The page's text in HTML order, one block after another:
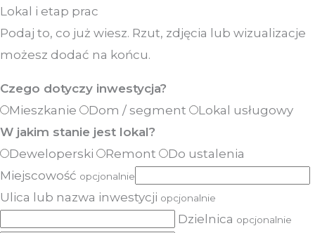
Lokal i etap prac
Podaj to, co już wiesz. Rzut, zdjęcia lub wizualizacje
możesz dodać na końcu.
Czego dotyczy inwestycja?
Mieszkanie
Dom / segment
Lokal usługowy
W jakim stanie jest lokal?
Deweloperski
Remont
Do ustalenia
Miejscowość opcjonalnie
Ulica lub nazwa inwestycji opcjonalnie
Dzielnica opcjonalnie